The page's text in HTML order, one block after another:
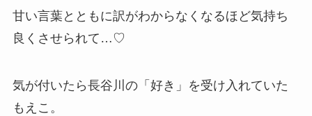
甘い言葉とともに訳がわからなくなるほど気持ち
良くさせられて…♡
気が付いたら長谷川の「好き」を受け入れていた
もえこ。